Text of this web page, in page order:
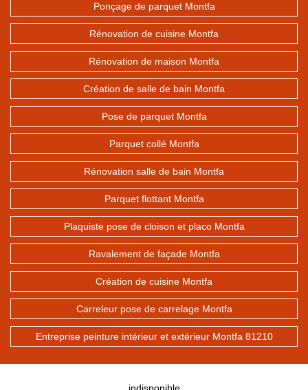
Ponçage de parquet Montfa
Rénovation de cuisine Montfa
Rénovation de maison Montfa
Création de salle de bain Montfa
Pose de parquet Montfa
Parquet collé Montfa
Rénovation salle de bain Montfa
Parquet flottant Montfa
Plaquiste pose de cloison et placo Montfa
Ravalement de façade Montfa
Création de cuisine Montfa
Carreleur pose de carrelage Montfa
Entreprise peinture intérieur et extérieur Montfa 81210